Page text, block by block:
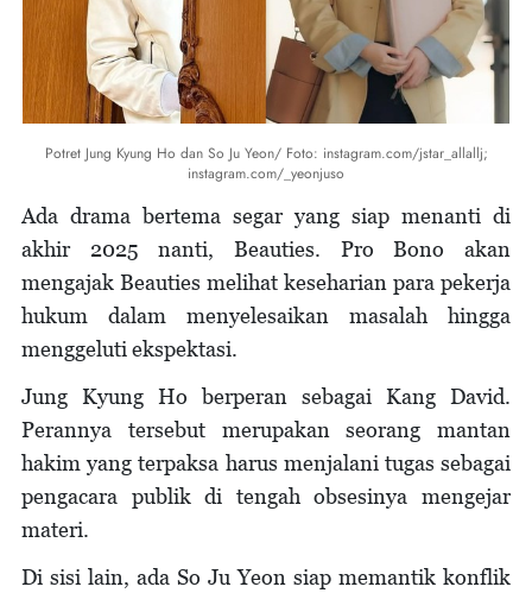
Potret Jung Kyung Ho dan So Ju Yeon/ Foto: instagram.com/jstar_allallj;
instagram.com/_yeonjuso
Ada drama bertema segar yang siap menanti di
akhir 2025 nanti, Beauties. Pro Bono akan
mengajak Beauties melihat keseharian para pekerja
hukum dalam menyelesaikan masalah hingga
menggeluti ekspektasi.
Jung Kyung Ho berperan sebagai Kang David.
Perannya tersebut merupakan seorang mantan
hakim yang terpaksa harus menjalani tugas sebagai
pengacara publik di tengah obsesinya mengejar
materi.
Di sisi lain, ada So Ju Yeon siap memantik konflik